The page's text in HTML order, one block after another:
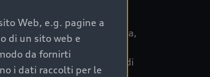
della vettura,
i cinque diversi livelli di
le tabelle manutenzione di
Web, e.g. pagine a
di un sito web e
da fornirti
i dati raccolti per le